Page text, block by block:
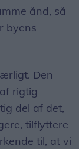
ånd, så
byens
Den
rigtig
del af det,
tilflyttere
til, at vi